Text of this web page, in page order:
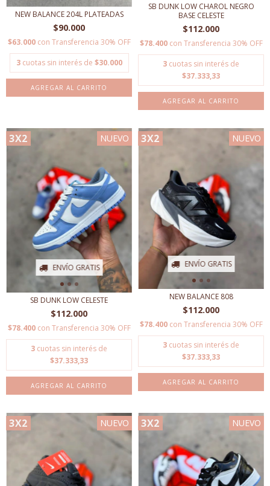
NEW BALANCE 204L PLATEADAS
$90.000
$63.000 con Transferencia 30% OFF
3 cuotas sin interés de $30.000
AGREGAR AL CARRITO
SB DUNK LOW CHAROL NEGRO
BASE CELESTE
$112.000
$78.400 con Transferencia 30% OFF
3 cuotas sin interés de
$37.333,33
AGREGAR AL CARRITO
3X2
ENVÍO GRATIS
NUEVO
SB DUNK LOW CELESTE
$112.000
$78.400 con Transferencia 30% OFF
3 cuotas sin interés de
$37.333,33
AGREGAR AL CARRITO
3X2
ENVÍO GRATIS
NUEVO
NEW BALANCE 808
$112.000
$78.400 con Transferencia 30% OFF
3 cuotas sin interés de
$37.333,33
AGREGAR AL CARRITO
3X2 NUEVO 3X2 NUEVO